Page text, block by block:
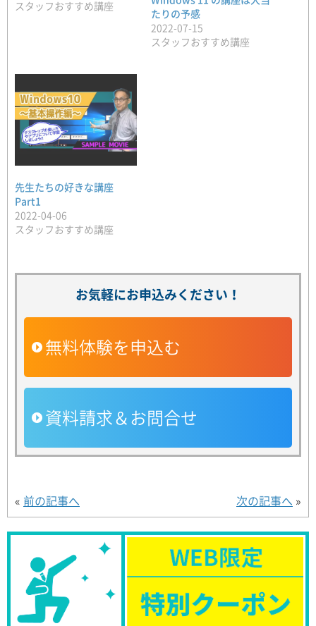
スタッフおすすめ講座
たりの予感
2022-07-15
スタッフおすすめ講座
先生たちの好きな講座
Part1
2022-04-06
スタッフおすすめ講座
お気軽にお申込みください！
無料体験を申込む
資料請求＆お問合せ
« 前の記事へ 次の記事へ »